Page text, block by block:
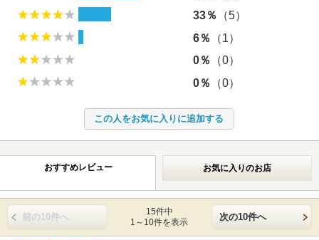
33％
（5）
6％
（1）
0％
（0）
0％
（0）
おすすめレビュー お気に入りのお店
前の10件へ
15件中
1～10件を表示
次の10件へ